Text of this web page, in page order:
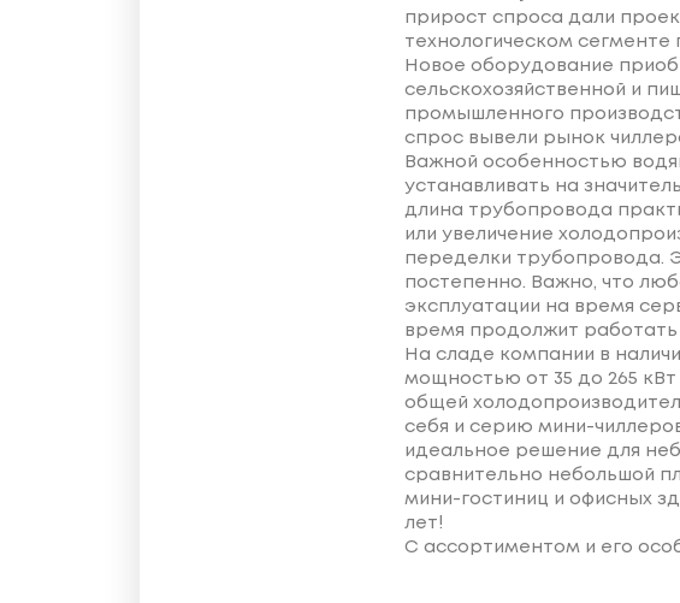
прирост спроса дали
технологическом
Новое оборудование
сельскохозяйственной и
промышленного
спрос вывели рынок
Важной особенностью
устанавливать на
длина трубопровода
или увеличение
переделки трубопровода.
постепенно. Важно, что
эксплуатации на время
время продолжит работать
На сладе компании в
мощностью от 35 до 265
общей
себя и серию мини-
идеальное решение для
сравнительно небольшой
мини-гостиниц и офисных
лет!
С ассортиментом и его